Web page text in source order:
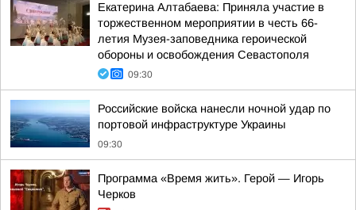
Екатерина Алтабаева: Приняла участие в
торжественном мероприятии в честь 66-
летия Музея-заповедника героической
обороны и освобождения Севастополя
09:30
Российские войска нанесли ночной удар по
портовой инфраструктуре Украины
09:30
Программа «Время жить». Герой — Игорь
Черков